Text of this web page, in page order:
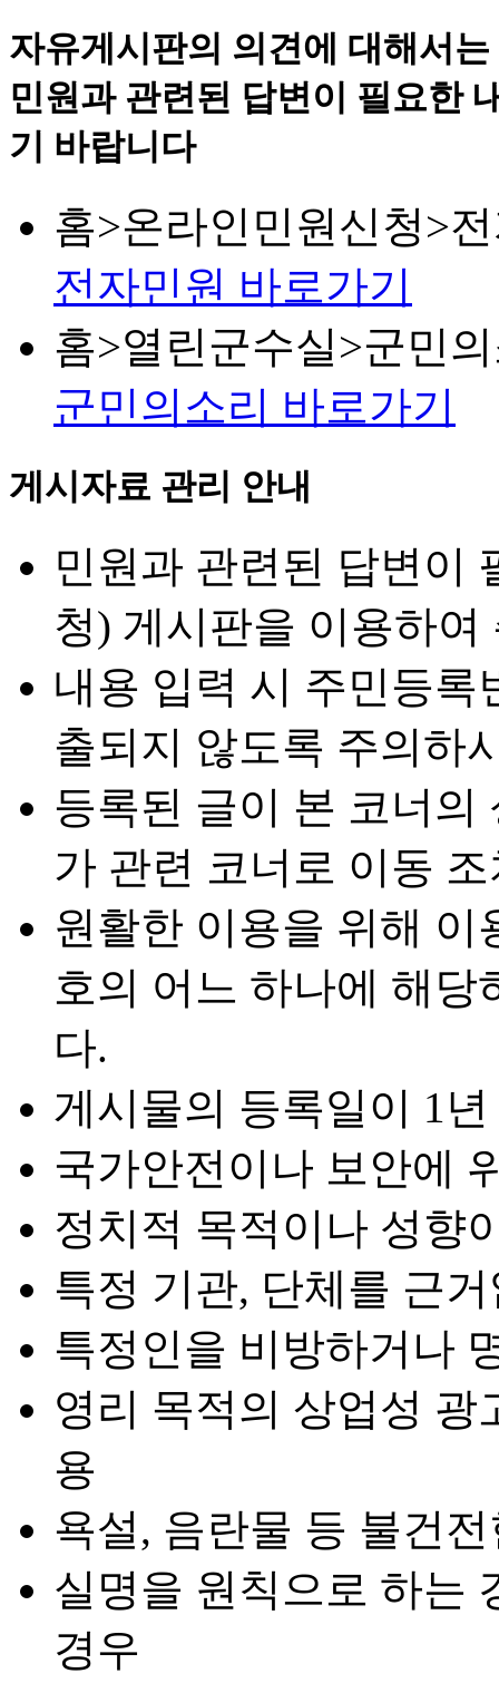
자유게시판의 의견에 대해서
민원과 관련된 답변이 필요한
기 바랍니다
홈>온라인민원신청>
전자민원 바로가기
홈>열린군수실>군민
군민의소리 바로가기
게시자료 관리 안내
민원과 관련된 답변이
청) 게시판을 이용하여
내용 입력 시 주민등록
출되지 않도록 주의하
등록된 글이 본 코너의
가 관련 코너로 이동
원활한 이용을 위해 이
호의 어느 하나에 해
다.
게시물의 등록일이 1
국가안전이나 보안에
정치적 목적이나 성향
특정 기관, 단체를 근
특정인을 비방하거나
영리 목적의 상업성 광
용
욕설, 음란물 등 불건
실명을 원칙으로 하는
경우